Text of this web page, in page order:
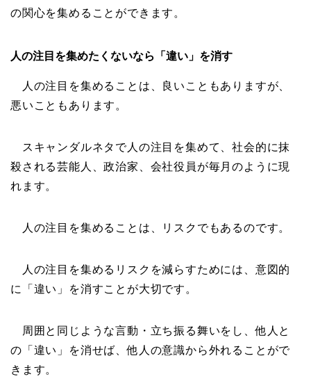
の関心を集めることができます。
人の注目を集めたくないなら「違い」を消す
人の注目を集めることは、良いこともありますが、
悪いこともあります。
スキャンダルネタで人の注目を集めて、社会的に抹
殺される芸能人、政治家、会社役員が毎月のように現
れます。
人の注目を集めることは、リスクでもあるのです。
人の注目を集めるリスクを減らすためには、意図的
に「違い」を消すことが大切です。
周囲と同じような言動・立ち振る舞いをし、他人と
の「違い」を消せば、他人の意識から外れることがで
きます。